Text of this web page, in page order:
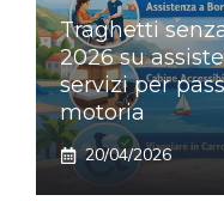
Traghetti
2026 su
servizi per
motoria
20/04/2026